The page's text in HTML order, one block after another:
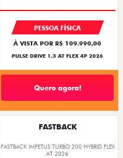
PESSOA FÍSICA
À VISTA POR R$ 109.990,00
PULSE DRIVE 1.3 AT FLEX 4P 2026
Quero agora!
FASTBACK
FASTBACK IMPETUS TURBO 200 HYBRID FLEX
AT 2026